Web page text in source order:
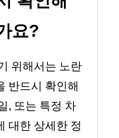
요?
위해서는 노란
반드시 확인해
, 또는 특정 차
대한 상세한 정